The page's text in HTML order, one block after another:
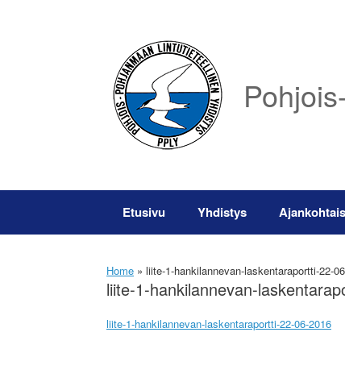
Etusivu Yhdistys
Home » liite-1-hankilannevan-laskentaraportti-22-
liite-1-hankilannevan-
liite-1-hankilannevan-laskentaraportti-22-06-2016